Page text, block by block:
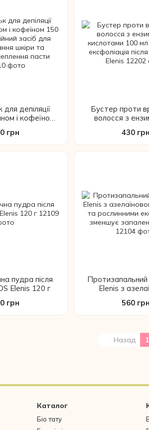
депіляції
і кофеїном
шкіри та
пасти
грн
Бустер проти
волосся з
ексфоліація після
Elenis
430 грн
пудра після
Elenis 120 г
грн
Протизапальний
Elenis з
екстрактами
запалення
560 грн
Назад 1
Каталог
Біо тату